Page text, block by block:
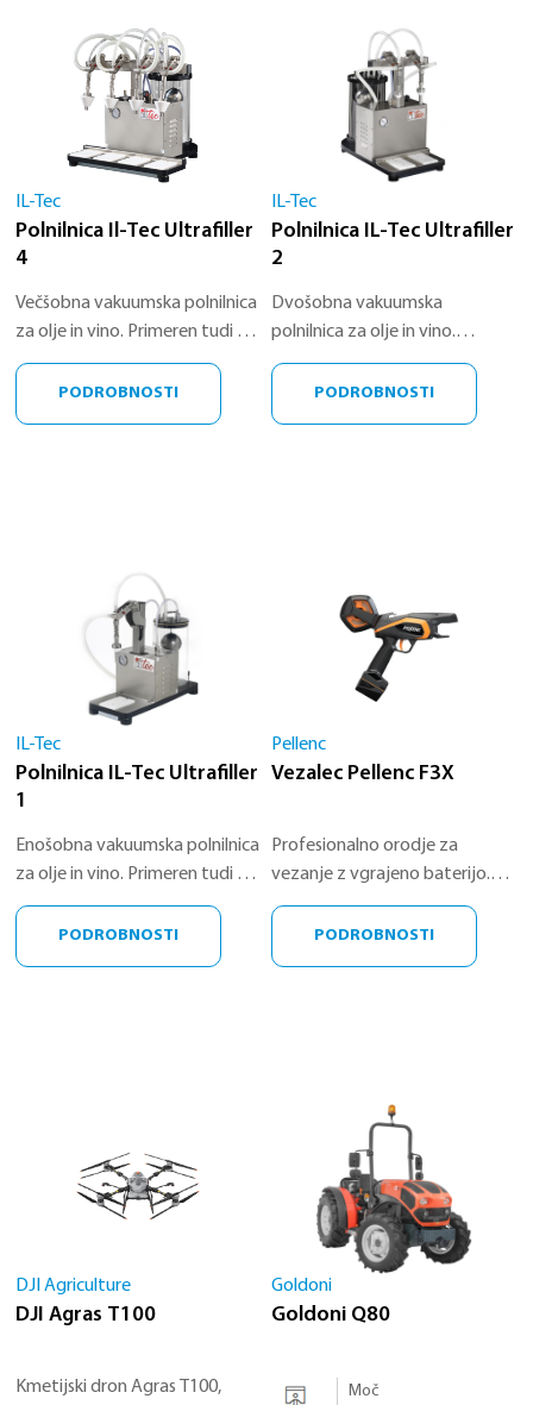
IL-Tec
Polnilnica Il-Tec Ultrafiller
4
Večšobna vakuumska polnilnica
za olje in vino. Primeren tudi za
polnjenje likerjev, mezg ali
parfumovPODROBNOSTI
IL-Tec
Polnilnica IL-Tec Ultrafiller
2
Dvošobna vakuumska
polnilnica za olje in vino.
Primeren tudi za polnjenje
likerjev, mezg ali parfumov
PODROBNOSTI
IL-Tec
Polnilnica IL-Tec Ultrafiller
1
Enošobna vakuumska polnilnica
za olje in vino. Primeren tudi za
polnjenje likerjev, mezg ali
parfumovPODROBNOSTI
Pellenc
Vezalec Pellenc F3X
Profesionalno orodje za
vezanje z vgrajeno baterijo.
Zasnovan za profesionalno
uporabo v vinogradih,
sadovnjakih in drevesnicah.
PODROBNOSTI
DJI Agriculture
DJI Agras T100
Kmetijski dron Agras T100,
Goldoni
Goldoni Q80
Moč